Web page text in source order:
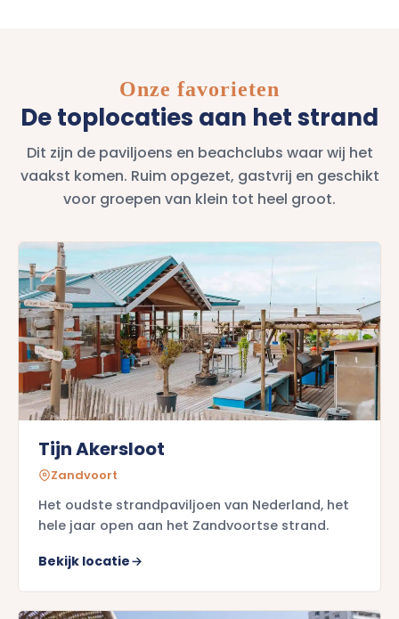
Onze favorieten
De toplocaties aan het strand
Dit zijn de paviljoens en beachclubs waar wij het
vaakst komen. Ruim opgezet, gastvrij en geschikt
voor groepen van klein tot heel groot.
Tijn Akersloot
Zandvoort
Het oudste strandpaviljoen van Nederland, het
hele jaar open aan het Zandvoortse strand.
Bekijk locatie